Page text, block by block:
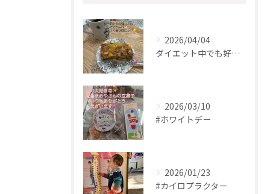
2026/04/04
ダイエット中でも好きなもの食べる💕
2026/03/10
#ホワイトデー
2026/01/23
#カイロプラクター